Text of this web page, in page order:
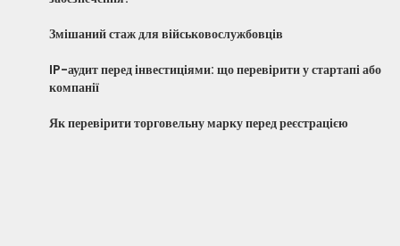
Змішаний стаж для військовослужбовців
IP-аудит перед інвестиціями: що перевірити у стартапі або
компанії
Як перевірити торговельну марку перед реєстрацією